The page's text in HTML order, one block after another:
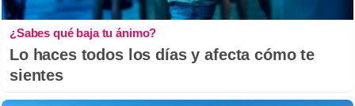
¿Sabes qué baja tu ánimo?
Lo haces todos los días y afecta cómo te
sientes